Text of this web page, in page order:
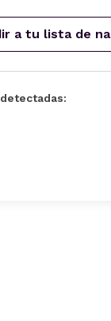
a tu lista de